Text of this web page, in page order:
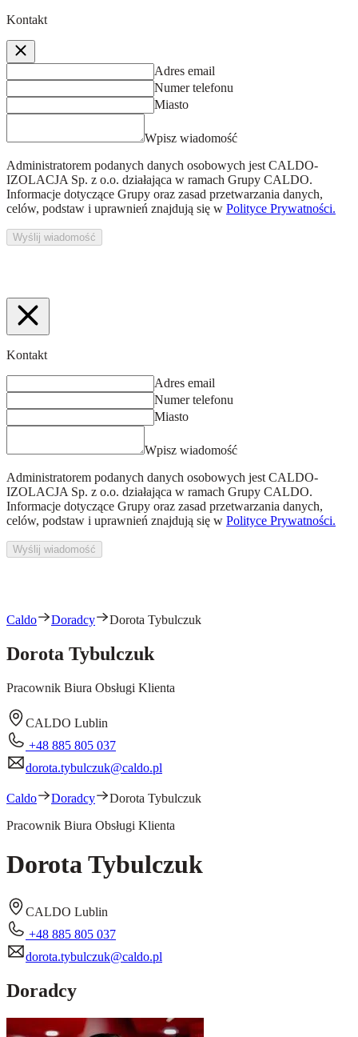
Kontakt
Adres email
Numer telefonu
Miasto
Wpisz wiadomość
Administratorem podanych danych osobowych jest CALDO-
IZOLACJA Sp. z o.o. działająca w ramach Grupy CALDO.
Informacje dotyczące Grupy oraz zasad przetwarzania danych,
celów, podstaw i uprawnień znajdują się w Polityce Prywatności.
Wyślij wiadomość
Kontakt
Adres email
Numer telefonu
Miasto
Wpisz wiadomość
Administratorem podanych danych osobowych jest CALDO-
IZOLACJA Sp. z o.o. działająca w ramach Grupy CALDO.
Informacje dotyczące Grupy oraz zasad przetwarzania danych,
celów, podstaw i uprawnień znajdują się w Polityce Prywatności.
Wyślij wiadomość
Caldo Doradcy Dorota Tybulczuk
Dorota Tybulczuk
Pracownik Biura Obsługi Klienta
CALDO Lublin
+48 885 805 037
dorota.tybulczuk@caldo.pl
Caldo Doradcy
Dorota Tybulczuk
Pracownik Biura Obsługi Klienta
Dorota Tybulczuk
CALDO Lublin
+48 885 805 037
dorota.tybulczuk@caldo.pl
Doradcy